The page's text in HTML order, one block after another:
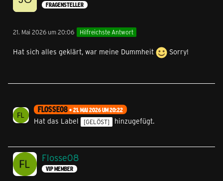
FRAGENSTELLER
21. Mai 2026 um 20:06 Hilfreichste Antwort
Hat sich alles geklärt, war meine Dummheit Sorry!
FLOSSE08 21. MAI 2026 UM 20:22
Hat das Label [GELÖST] hinzugefügt.
Flosse08
VIP MEMBER